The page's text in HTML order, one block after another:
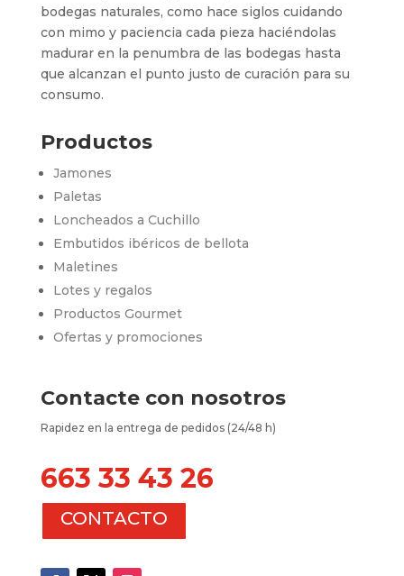
bodegas naturales, como hace siglos cuidando
con mimo y paciencia cada pieza haciéndolas
madurar en la penumbra de las bodegas hasta
que alcanzan el punto justo de curación para su
consumo.
Productos
Jamones
Paletas
Loncheados a Cuchillo
Embutidos ibéricos de bellota
Maletines
Lotes y regalos
Productos Gourmet
Ofertas y promociones
Contacte con nosotros
Rapidez en la entrega de pedidos (24/48 h)
663 33 43 26
CONTACTO